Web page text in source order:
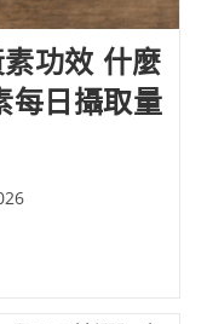
功效 什麼
每日攝取量